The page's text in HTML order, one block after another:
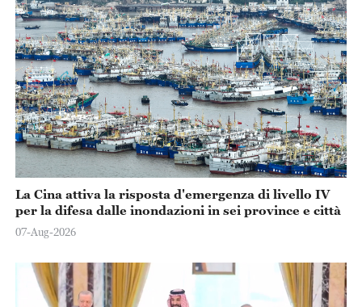
La Cina attiva la risposta d'emergenza di livello IV
per la difesa dalle inondazioni in sei province e città
07-Aug-2026